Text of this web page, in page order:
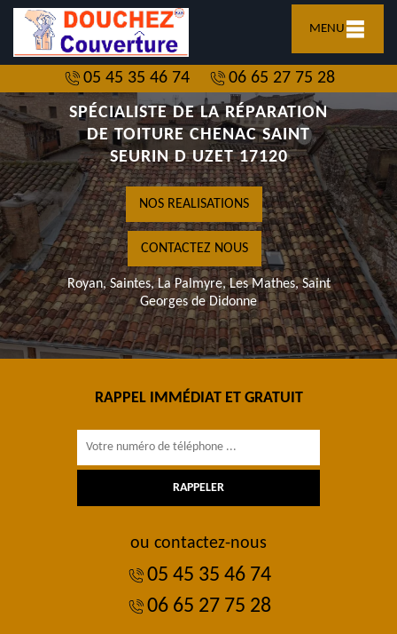
MENU
05 45 35 46 74
06 65 27 75 28
SPÉCIALISTE DE LA RÉPARATION
DE TOITURE CHENAC SAINT
SEURIN D UZET 17120
NOS REALISATIONS
CONTACTEZ NOUS
Royan, Saintes, La Palmyre, Les Mathes, Saint
Georges de Didonne
RAPPEL IMMÉDIAT ET GRATUIT
ou contactez-nous
05 45 35 46 74
06 65 27 75 28